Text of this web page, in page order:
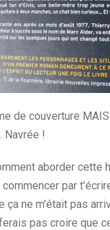
de couverture
Navrée !
aborder cette
par
ça ne m'était pas
pas croire que